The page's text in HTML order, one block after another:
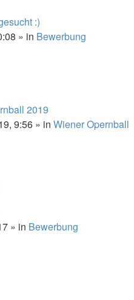
:)
» in Bewerbung
2019
9:56 » in Wiener Opernball
» in Bewerbung